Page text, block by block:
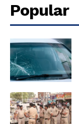
Popular